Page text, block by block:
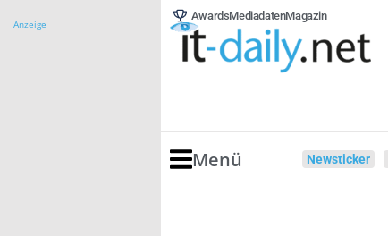
Anzeige
AwardsMediadatenMagazin
Menü Newsticker